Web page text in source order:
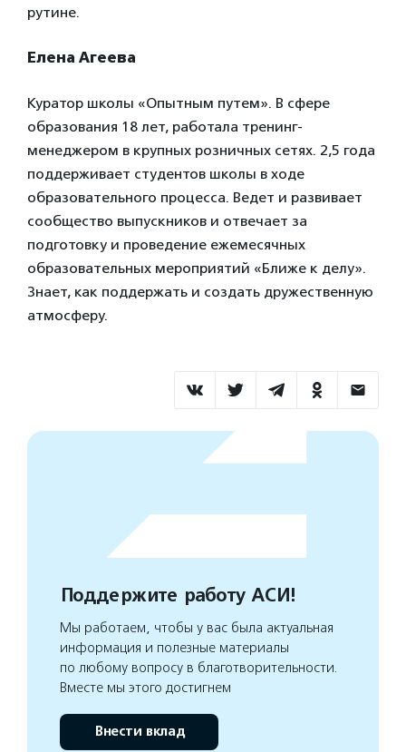
рутине.
Елена Агеева
Куратор школы «Опытным путем». В сфере
образования 18 лет, работала тренинг-
менеджером в крупных розничных сетях. 2,5 года
поддерживает студентов школы в ходе
образовательного процесса. Ведет и развивает
сообщество выпускников и отвечает за
подготовку и проведение ежемесячных
образовательных мероприятий «Ближе к делу».
Знает, как поддержать и создать дружественную
атмосферу.
Поддержите работу АСИ!
Мы работаем, чтобы у вас была актуальная
информация и полезные материалы
по любому вопросу в благотворительности.
Вместе мы этого достигнем
Внести вклад